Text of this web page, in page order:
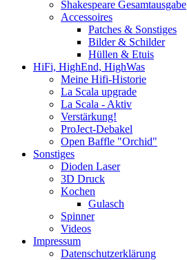
Shakespeare Gesamtausgabe
Accessoires
Patches & Sonstiges
Bilder & Schilder
Hüllen & Etuis
HiFi, HighEnd, HighWas
Meine Hifi-Historie
La Scala upgrade
La Scala - Aktiv
Verstärkung!
ProJect-Debakel
Open Baffle "Orchid"
Sonstiges
Dioden Laser
3D Druck
Kochen
Gulasch
Spinner
Videos
Impressum
Datenschutzerklärung